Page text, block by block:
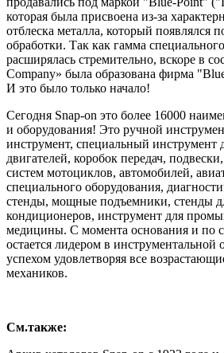
которая была присвоена из-за
отблеска металла, который появлялся
обработки. Так как гамма
расширялась стремительно, вскоре в
Company» была образована фирма
И это было только начало!
Сегодня Snap-on это более 16000
и оборудования! Это ручной
инструмент, специальный инструмент
двигателей, коробок передач,
систем мотоциклов, автомобилей,
специального оборудования,
стенды, мощные подъемники, стенды
кондиционеров, инструмент для
медицины. С момента основания и по
остается лидером в
успехом удовлетворяя все
механиков.
См.также: